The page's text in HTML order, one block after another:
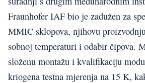
Fraunhofer IAF bio je zadužen za
MMIC sklopova, njihovu
sobnoj temperaturi i odabir čipova.
složenu montažu i kvalifikaciju
kriogena testna mjerenja na 15 K,